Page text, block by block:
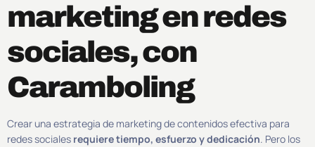
marketing en redes
sociales, con
Caramboling
Crear una estrategia de marketing de contenidos efectiva para
redes sociales requieretiempo, esfuerzo y dedicación. Pero los